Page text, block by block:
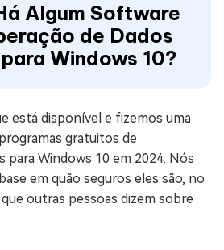
Algum Software
de Dados
Windows 10?
está disponível e fizemos uma
gratuitos de
para Windows 10 em 2024. Nós
em quão seguros eles são, no
outras pessoas dizem sobre